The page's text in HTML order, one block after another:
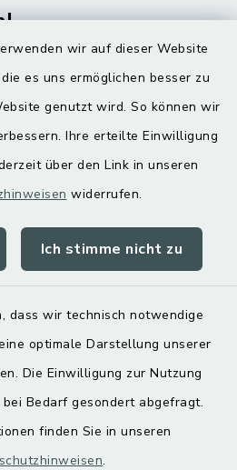
wir auf dieser Website
es uns ermöglichen besser zu
genutzt wird. So können wir
Ihre erteilte Einwilligung
über den Link in unseren
widerrufen.
Ich stimme nicht zu
dass wir technisch notwendige
optimale Darstellung unserer
Die Einwilligung zur Nutzung
Bedarf gesondert abgefragt.
finden Sie in unseren
.
Kontakt
Sitemap